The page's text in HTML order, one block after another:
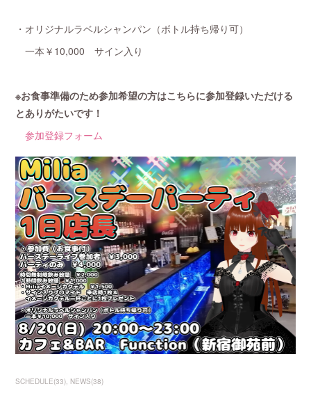
・オリジナルラベルシャンパン（ボトル持ち帰り可）
一本￥10,000 サイン入り
※お食事準備のため参加希望の方はこちらに参加登録いただける
とありがたいです！
参加登録フォーム
SCHEDULE(33) NEWS(38)